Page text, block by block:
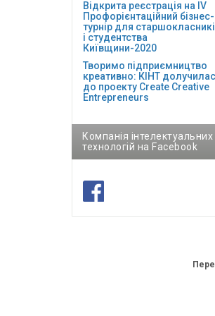
Відкрита реєстрація на ІV
Профорієнтаційний бізнес-
турнір для
і студентства
Київщини-2020
Творимо підприємництво
креативно: КІНТ
до проекту Сreate Creative
Entrepreneurs
Компанія інтелектуальних
технологій на Facebook